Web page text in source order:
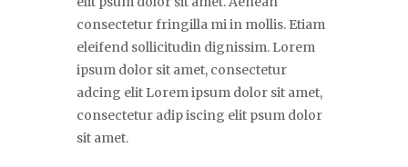
consectetur fringilla mi in mollis. Etiam
eleifend sollicitudin dignissim. Lorem
ipsum dolor sit amet, consectetur
adcing elit Lorem ipsum dolor sit amet,
consectetur adip iscing elit psum dolor
sit amet.